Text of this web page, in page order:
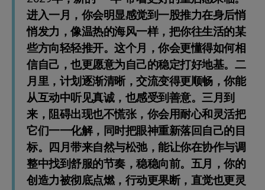
进入一月，你会明显感觉到一股推力在身后悄
悄发力，像温热的海风一样，把你往生活的某
些方向轻轻推开。这个月，你会更懂得如何相
信自己，也更愿意为自己的稳定打好地基。二
月里，计划逐渐清晰，交流变得更顺畅，你能
从互动中听见真诚，也感受到善意。三月到
来，阻碍出现也不慌张，你会用耐心和灵活把
它们一一化解，同时把眼神重新落回自己的目
标。四月带来自然与松弛，能让你在协作与调
整中找到舒服的节奏，稳稳向前。五月，你的
创造力被彻底点燃，行动更果断，直觉也更灵